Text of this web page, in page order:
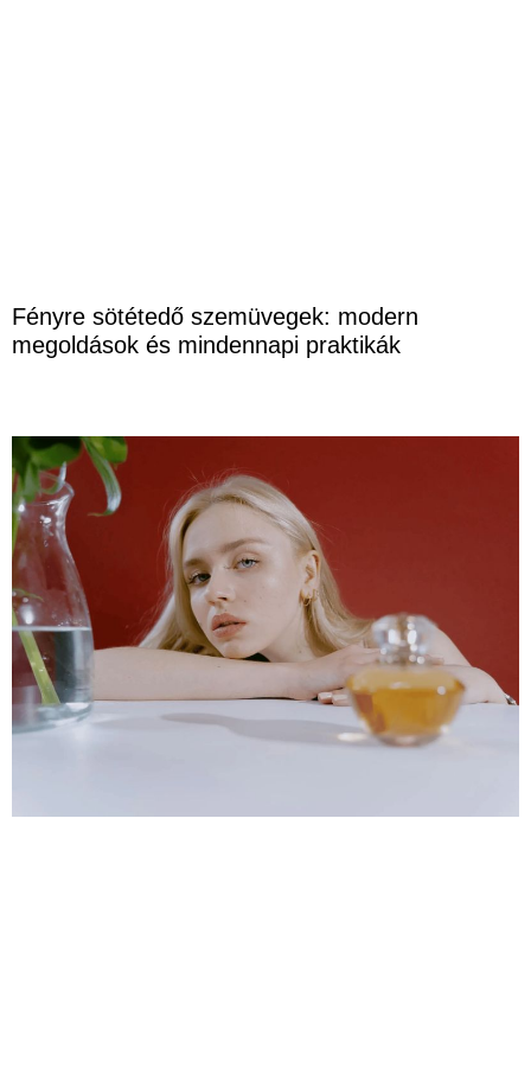
Fényre sötétedő szemüvegek: modern
megoldások és mindennapi praktikák